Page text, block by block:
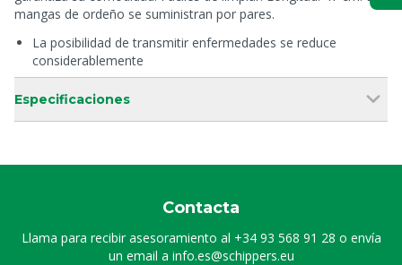
mangas de ordeño se suministran por pares.
La posibilidad de transmitir enfermedades se reduce
considerablemente
Especificaciones
Contacta
Llama para recibir asesoramiento al +34 93 568 91 28 o envía
un email a info.es@schippers.eu